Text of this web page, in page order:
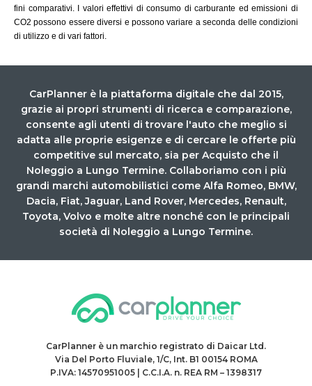
fini comparativi. I valori effettivi di consumo di carburante ed emissioni di
CO2 possono essere diversi e possono variare a seconda delle condizioni
di utilizzo e di vari fattori.
CarPlanner è la piattaforma digitale che dal 2015,
grazie ai propri strumenti di ricerca e comparazione,
consente agli utenti di trovare l'auto che meglio si
adatta alle proprie esigenze e di cercare le offerte più
competitive sul mercato, sia per Acquisto che il
Noleggio a Lungo Termine. Collaboriamo con i più
grandi marchi automobilistici come Alfa Romeo, BMW,
Dacia, Fiat, Jaguar, Land Rover, Mercedes, Renault,
Toyota, Volvo e molte altre nonché con le principali
società di Noleggio a Lungo Termine.
CarPlanner è un marchio registrato di Daicar Ltd.
Via Del Porto Fluviale, 1/C, Int. B1 00154 ROMA
P.IVA: 14570951005 | C.C.I.A. n. REA RM – 1398317